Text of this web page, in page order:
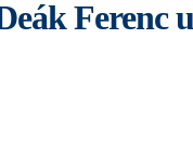
Ferenc